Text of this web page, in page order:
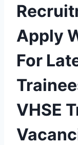
Apply
For
VHSE